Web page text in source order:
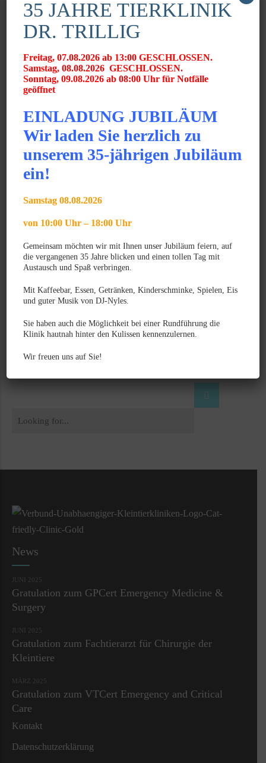
Gratulation zum GPCert Emergency Medicine &
Gratulation zum Fachtierarzt für Chirurgie der
Kleintiere
MÄRZ 2025
Gratulation zum VTCert Emergency and Critical
Care
News Archiv
Monat auswählen
Kategorien
Image
21
Neues aus der Tierklinik
News
JUNI 2025
Gratulation zum GPCert Emergency Medicine &
Surgery
JUNI 2025
Gratulation zum Fachtierarzt für Chirurgie der
Kleintiere
MÄRZ 2025
Gratulation zum VTCert Emergency and Critical
Care
Kontakt
Datenschutzerklärung
35 JAHRE TIERKLINIK
DR. TRILLIG
Freitag, 07.08.2026 ab 13:00 GESCHLOSSEN.
Samstag, 08.08.2026 GESCHLOSSEN.
Sonntag, 09.08.2026 ab 08:00 Uhr für Notfälle
geöffnet
EINLADUNG JUBILÄUM
Wir laden Sie herzlich zu
unserem 35-jährigen Jubiläum
ein!
Samstag 08.08.2026
von 10:00 Uhr – 18:00 Uhr
Gemeinsam möchten wir mit Ihnen unser Jubiläum feiern, auf
die vergangenen 35 Jahre blicken und einen tollen Tag mit
Austausch und Spaß verbringen.
Mit Kaffeebar, Essen, Getränken, Kinderschminke, Spielen, Eis
und guter Musik von DJ-Nyles.
Sie haben auch die Möglichkeit bei einer Rundführung die
Klinik hautnah hinter den Kulissen kennenzulernen.
Wir freuen uns auf Sie!